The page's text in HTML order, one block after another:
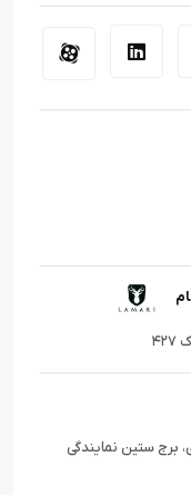
برج ستین نمایندگی